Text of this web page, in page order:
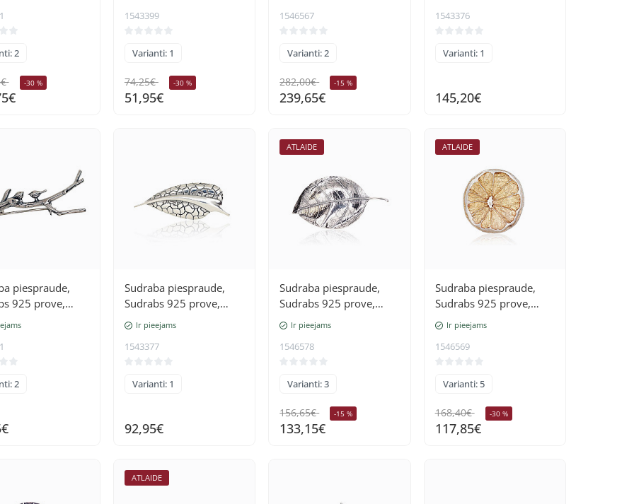
2
-30 %
1543399
Varianti: 1
74,25€ -30 %
51,95€
1546567
Varianti: 2
282,00€ -15 %
239,65€
1543376
Varianti: 1
145,20€
piespraude,
925 prove,
2
Sudraba piespraude,
Sudrabs 925 prove,
oksids (pārklājums)
Ir pieejams
1543377
Varianti: 1
92,95€
ATLAIDE
Sudraba piespraude,
Sudrabs 925 prove,
oksids (pārklājums)
Ir pieejams
1546578
Varianti: 3
156,65€ -15 %
133,15€
ATLAIDE
Sudraba piespraude,
Sudrabs 925 prove,
oksids (pārklājums)
Ir pieejams
1546569
Varianti: 5
168,40€ -30 %
117,85€
ATLAIDE